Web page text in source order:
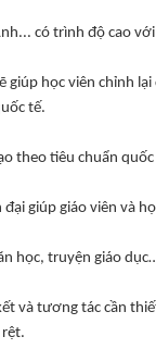
có trình độ cao
học viên chỉnh
tế.
theo tiêu chuẩn
giúp giáo viên và
học, truyện giáo
và tương tác cần
rệt.